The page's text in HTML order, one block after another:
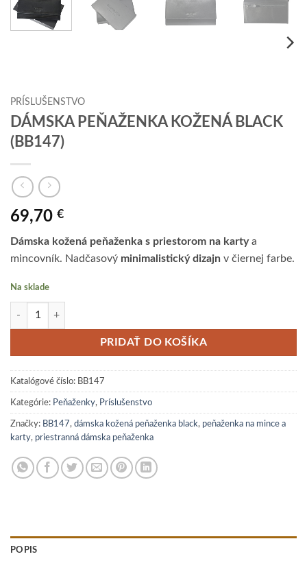
PRÍSLUŠENSTVO
DÁMSKA PEŇAŽENKA KOŽENÁ BLACK
(BB147)
69,70 €
Dámska kožená peňaženka s priestorom na kartya
mincovník. Nadčasový minimalistický dizajn v čiernej farbe.
Na sklade
množstvo DÁMSKA PEŇAŽENKA KOŽENÁ BLACK (BB147)
PRIDAŤ DO KOŠÍKA
Katalógové číslo: BB147
Kategórie: Peňaženky, Príslušenstvo
Značky: BB147, dámska kožená peňaženka black, peňaženka na mince a
karty, priestranná dámska peňaženka
POPIS